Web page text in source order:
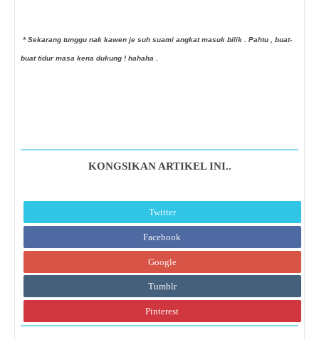
* Sekarang tunggu nak kawen je suh suami angkat masuk bilik . Pahtu , buat-
buat tidur masa kena dukung ! hahaha .
KONGSIKAN ARTIKEL INI..
Twitter
Facebook
Google
Tumblr
Pinterest